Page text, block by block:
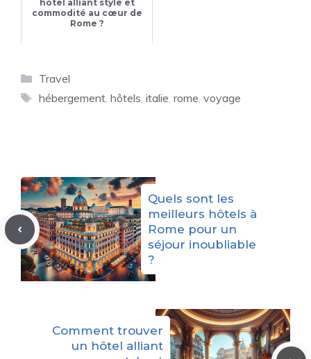
hôtel alliant style et
commodité au cœur de
Rome ?
Catégories
Travel
Étiquettes
hébergement, hôtels, italie, rome, voyage
Quels sont les
meilleurs hôtels à
Rome pour un
séjour inoubliable
?
Comment trouver
un hôtel alliant